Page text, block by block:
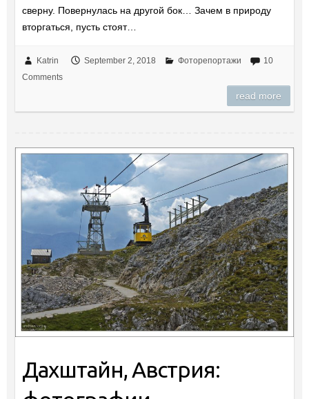
сверну. Повернулась на другой бок… Зачем в природу
вторгаться, пусть стоят…
Katrin September 2, 2018 Фоторепортажи
10
Comments
read more
Дахштайн, Австрия: